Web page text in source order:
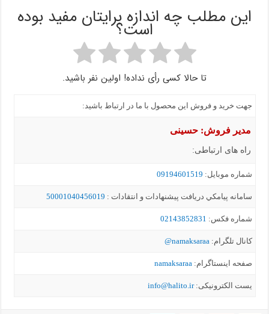
این مطلب چه اندازه برایتان مفید بوده
است؟
تا حالا کسی رأی نداده! اولین نفر باشید.
جهت خرید و فروش این محصول با ما در ارتباط باشید:
مدیر فروش: حسینی
راه های ارتباطی:
شماره موبايل: 09194601519
سامانه پيامکي دریافت پیشنهادات و انتقادات : 50001040456019
شماره فکس: 02143852831
کانال تلگرام:namaksaraa@
صفحه اینستاگرام:namaksaraa
یست الکترونیکی:info@halito.ir